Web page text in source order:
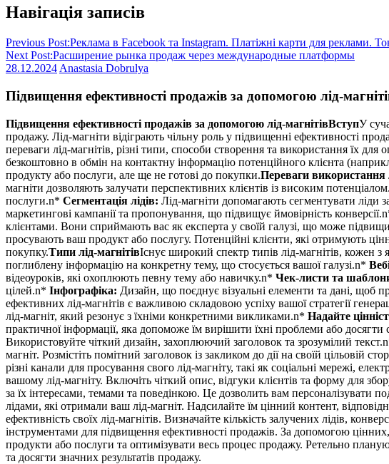
Навігація записів
Previous Post:Реклама в Facebook та Instagram. Платіжні карти для реклами.
Next Post:Расширение рынка продаж через международные платформы
28.12.2024 Anastasia Dobrulya
Підвищення ефективності продажів за допомогою лід-
Підвищення ефективності продажів за допомогою лід-магнітівВступУ
продажу. Лід-магніти відіграють чільну роль у підвищенні ефективності
переваги лід-магнітів, різні типи, способи створення та використання їх для
безкоштовно в обмін на контактну інформацію потенційного клієнта
продукту або послуги, але ще не готові до покупки.Переваги використання
магніти дозволяють залучати перспективних клієнтів із високим
послуги.n* Сегментація лідів: Лід-магніти допомагають сегментувати ліди
маркетингові кампанії та пропонування, що підвищує ймовірність
клієнтами. Вони сприймають вас як експерта у своїй галузі, що може
просувають ваш продукт або послугу. Потенційні клієнти, які отримують
покупку.Типи лід-магнітівІснує широкий спектр типів лід-магнітів, кожен з
поглиблену інформацію на конкретну тему, що стосується вашої галузі.n*
відеоуроків, які охоплюють певну тему або навичку.n* Чек-листи та
цілей.n* Інфографіка: Дизайн, що поєднує візуальні елементи та дані, щоб
ефективних лід-магнітів є важливою складовою успіху вашої стратегії
лід-магніт, який резонує з їхніми конкретними викликами.n* Надайте
практичної інформації, яка допоможе їм вирішити їхні проблеми або досягти
Використовуйте чіткий дизайн, захоплюючий заголовок та зрозумілий
магніт. Розмістіть помітний заголовок із закликом до дії на своїй цільовій
різні канали для просування свого лід-магніту, такі як соціальні мережі,
вашому лід-магніту. Включіть чіткий опис, відгуки клієнтів та форму для
за їх інтересами, темами та поведінкою. Це дозволить вам персоналізувати
лідами, які отримали ваш лід-магніт. Надсилайте їм цінний контент,
ефективність своїх лід-магнітів. Визначайте кількість залучених лідів,
інструментами для підвищення ефективності продажів. За допомогою
продукти або послуги та оптимізувати весь процес продажу. Ретельно
та досягти значних результатів продажу.